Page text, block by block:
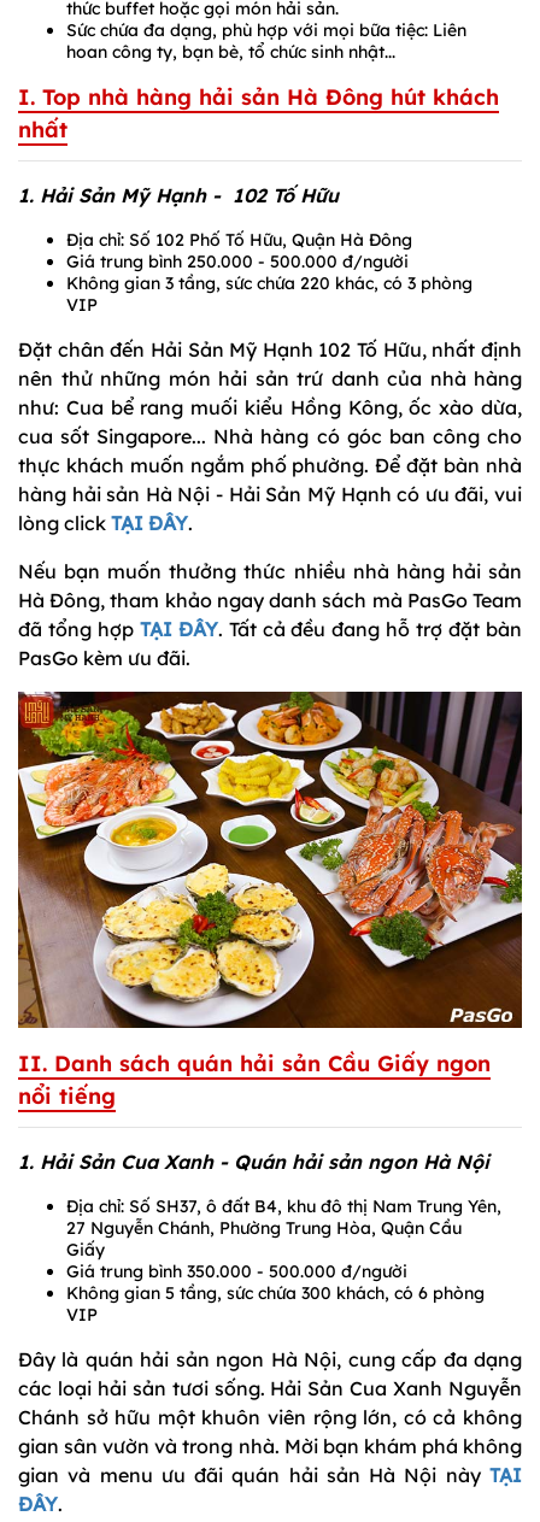
thức buffet hoặc gọi món hải sản.
Sức chứa đa dạng, phù hợp với mọi bữa tiệc: Liên
hoan công ty, bạn bè, tổ chức sinh nhật...
I. Top nhà hàng hải sản Hà Đông hút khách
nhất
1. Hải Sản Mỹ Hạnh - 102 Tố Hữu
Địa chỉ: Số 102 Phố Tố Hữu, Quận Hà Đông
Giá trung bình 250.000 - 500.000 đ/người
Không gian 3 tầng, sức chứa 220 khác, có 3 phòng
VIP
Đặt chân đến Hải Sản Mỹ Hạnh 102 Tố Hữu, nhất định
nên thử những món hải sản trứ danh của nhà hàng
như: Cua bể rang muối kiểu Hồng Kông, ốc xào dừa,
cua sốt Singapore... Nhà hàng có góc ban công cho
thực khách muốn ngắm phố phường. Để đặt bàn nhà
hàng hải sản Hà Nội - Hải Sản Mỹ Hạnh có ưu đãi, vui
lòng click TẠI ĐÂY.
Nếu bạn muốn thưởng thức nhiều nhà hàng hải sản
Hà Đông, tham khảo ngay danh sách mà PasGo Team
đã tổng hợp TẠI ĐÂY. Tất cả đều đang hỗ trợ đặt bàn
PasGo kèm ưu đãi.
II. Danh sách quán hải sản Cầu Giấy ngon
nổi tiếng
1. Hải Sản Cua Xanh - Quán hải sản ngon Hà Nội
Địa chỉ: Số SH37, ô đất B4, khu đô thị Nam Trung Yên,
27 Nguyễn Chánh, Phường Trung Hòa, Quận Cầu
Giấy
Giá trung bình 350.000 - 500.000 đ/người
Không gian 5 tầng, sức chứa 300 khách, có 6 phòng
VIP
Đây là quán hải sản ngon Hà Nội, cung cấp đa dạng
các loại hải sản tươi sống. Hải Sản Cua Xanh Nguyễn
Chánh sở hữu một khuôn viên rộng lớn, có cả không
gian sân vườn và trong nhà. Mời bạn khám phá không
gian và menu ưu đãi quán hải sản Hà Nội này TẠI
ĐÂY.